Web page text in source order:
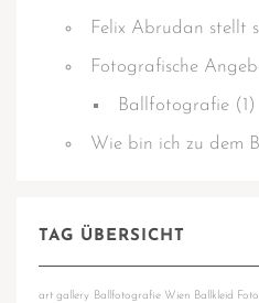
Felix Abrudan stellt
Fotografische
Ballfotografie (1)
Wie bin ich zu dem
TAG ÜBERSICHT
art gallery Ballfotografie Wien Ballkleid